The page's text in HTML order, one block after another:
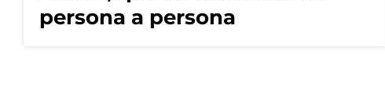
persona a persona